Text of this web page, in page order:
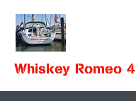
Whiskey Romeo 4